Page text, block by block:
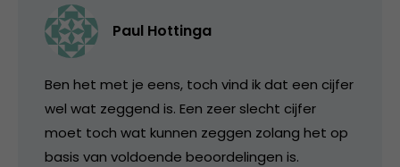
Paul Hottinga
Ben het met je eens, toch vind ik dat een cijfer
wel wat zeggend is. Een zeer slecht cijfer
moet toch wat kunnen zeggen zolang het op
basis van voldoende beoordelingen is.